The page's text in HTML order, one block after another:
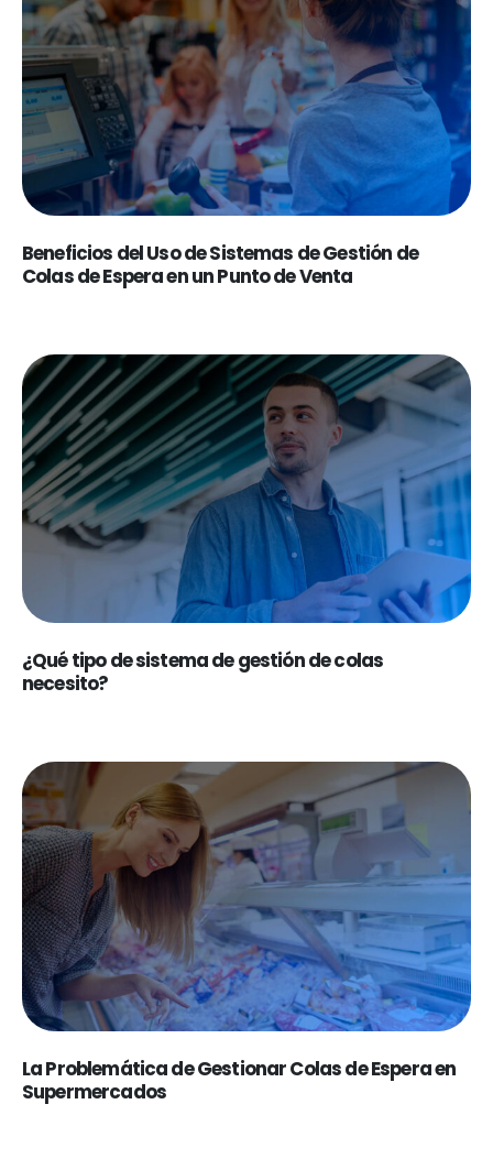
Beneficios del Uso de Sistemas de Gestión de
Colas de Espera en un Punto de Venta
¿Qué tipo de sistema de gestión de colas
necesito?
La Problemática de Gestionar Colas de Espera en
Supermercados